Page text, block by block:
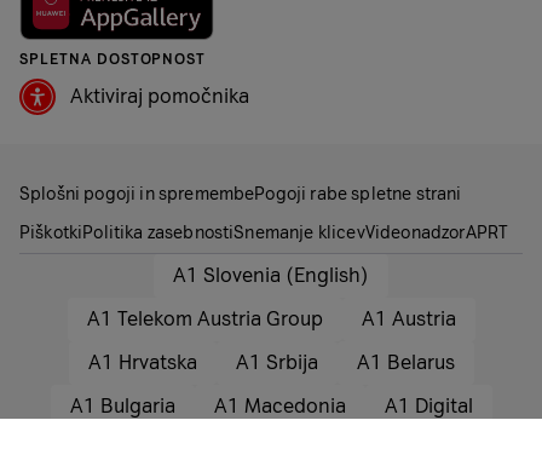
SPLETNA DOSTOPNOST
Aktiviraj pomočnika
Splošni pogoji in spremembePogoji rabe spletne strani
PiškotkiPolitika zasebnostiSnemanje klicevVideonadzorAPRT
A1 Slovenia (English)
A1 Telekom Austria Group
A1 Austria
A1 Hrvatska
A1 Srbija
A1 Belarus
A1 Bulgaria
A1 Macedonia A1 Digital